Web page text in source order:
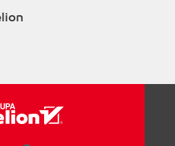
File Manager do
systemu Joomla! (70)
konta administratora
(80)